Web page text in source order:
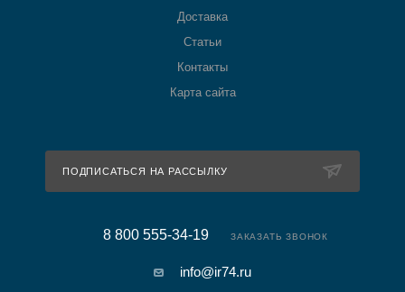
Доставка
Статьи
Контакты
Карта сайта
ПОДПИСАТЬСЯ НА РАССЫЛКУ
8 800 555-34-19 ЗАКАЗАТЬ ЗВОНОК
info@ir74.ru